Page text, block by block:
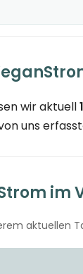
wir aktuell
uns
im
aktuellen